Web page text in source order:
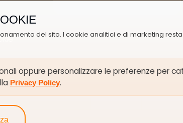
del sito. I cookie analitici e di marketing
oppure personalizzare le preferenze per
Privacy Policy.